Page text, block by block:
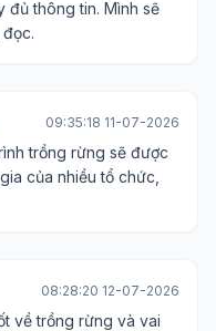
đủ thông tin. Mình sẽ
09:35:18 11-07-2026
trồng rừng sẽ được
của nhiều tổ chức,
08:28:20 12-07-2026
về trồng rừng và vai